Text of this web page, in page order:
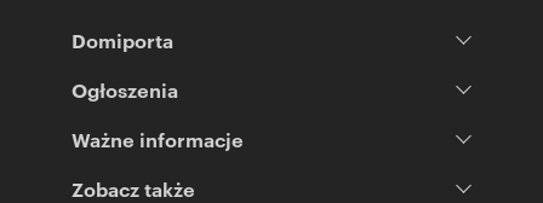
Domiporta
Ogłoszenia
Ważne informacje
Zobacz także